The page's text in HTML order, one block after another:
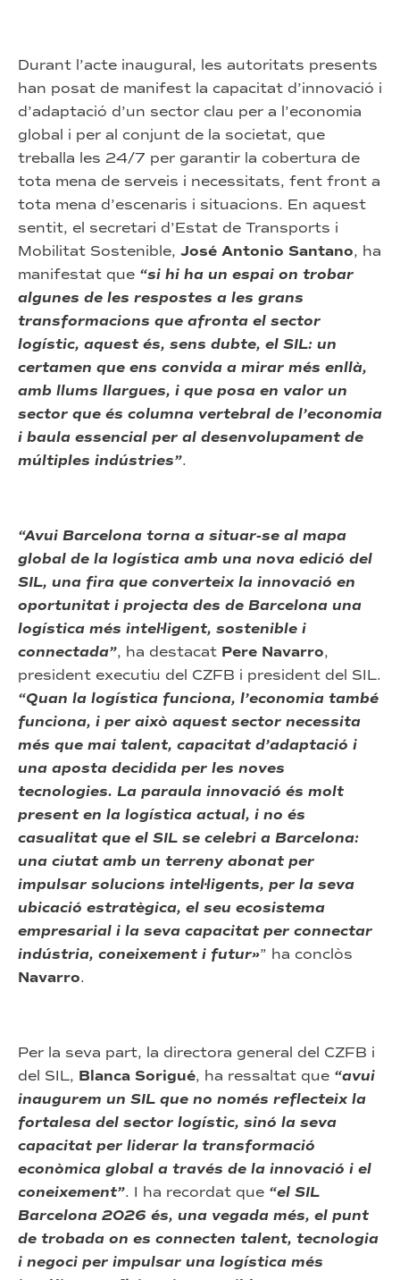
Durant l’acte inaugural, les autoritats presents
han posat de manifest la capacitat d’innovació i
d’adaptació d’un sector clau per a l’economia
global i per al conjunt de la societat, que
treballa les 24/7 per garantir la cobertura de
tota mena de serveis i necessitats, fent front a
tota mena d’escenaris i situacions. En aquest
sentit, el secretari d’Estat de Transports i
Mobilitat Sostenible, José Antonio Santano, ha
manifestat que “si hi ha un espai on trobar
algunes de les respostes a les grans
transformacions que afronta el sector
logístic, aquest és, sens dubte, el SIL: un
certamen que ens convida a mirar més enllà,
amb llums llargues, i que posa en valor un
sector que és columna vertebral de l’economia
i baula essencial per al desenvolupament de
múltiples indústries”.
“Avui Barcelona torna a situar-se al mapa
global de la logística amb una nova edició del
SIL, una fira que converteix la innovació en
oportunitat i projecta des de Barcelona una
logística més intel·ligent, sostenible i
connectada”, ha destacat Pere Navarro,
president executiu del CZFB i president del SIL.
“Quan la logística funciona, l’economia també
funciona, i per això aquest sector necessita
més que mai talent, capacitat d’adaptació i
una aposta decidida per les noves
tecnologies. La paraula innovació és molt
present en la logística actual, i no és
casualitat que el SIL se celebri a Barcelona:
una ciutat amb un terreny abonat per
impulsar solucions intel·ligents, per la seva
ubicació estratègica, el seu ecosistema
empresarial i la seva capacitat per connectar
indústria, coneixement i futur»” ha conclòs
Navarro.
Per la seva part, la directora general del CZFB i
del SIL, Blanca Sorigué, ha ressaltat que “avui
inaugurem un SIL que no només reflecteix la
fortalesa del sector logístic, sinó la seva
capacitat per liderar la transformació
econòmica global a través de la innovació i el
coneixement”. I ha recordat que “el SIL
Barcelona 2026 és, una vegada més, el punt
de trobada on es connecten talent, tecnologia
i negoci per impulsar una logística més